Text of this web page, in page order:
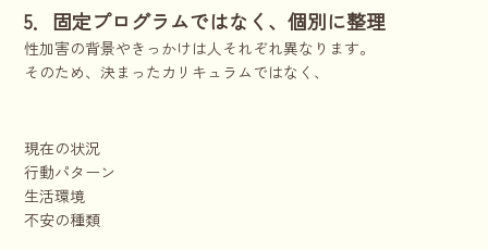
5．固定プログラムではなく、個別に整理
性加害の背景やきっかけは人それぞれ異なります。
そのため、決まったカリキュラムではなく、
現在の状況
行動パターン
生活環境
不安の種類